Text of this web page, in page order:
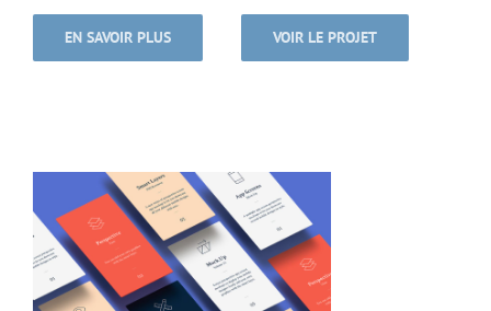
EN SAVOIR PLUS VOIR LE PROJET